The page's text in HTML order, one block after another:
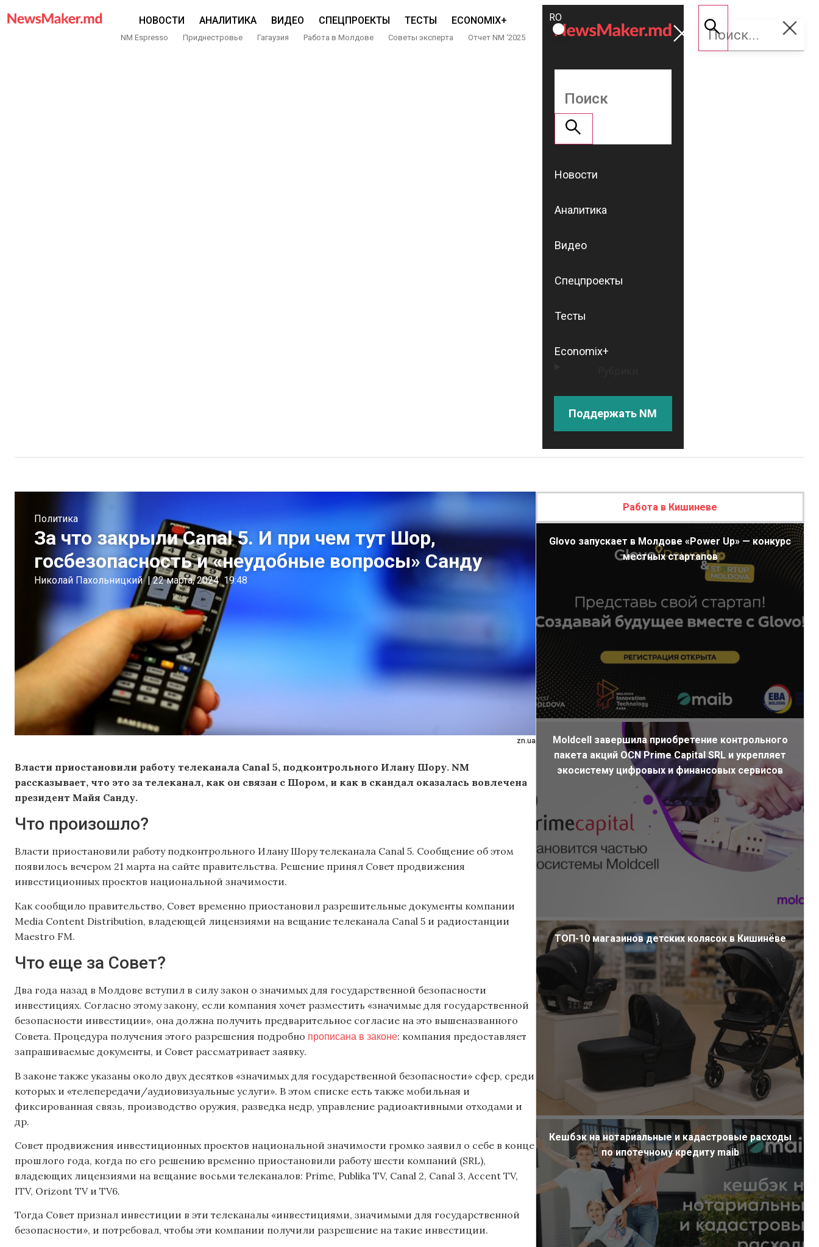
НОВОСТИ АНАЛИТИКА ВИДЕО СПЕЦПРОЕКТЫ ТЕСТЫ ECONOMIX+
NM Espresso Приднестровье Гагаузия Работа в Молдове Советы эксперта Отчет NM ‘2025
ROMÂNĂ
RU
Поддержать
NM
Новости
Аналитика
Видео
Спецпроекты
Тесты
Economix+
Поддержать NM
zn.ua
Политика
За что закрыли Canal 5. И при чем тут Шор,
госбезопасность и «неудобные вопросы» Санду
Николай Пахольницкий | 22 марта, 2024 19:48
Власти приостановили работу телеканала Canal 5, подконтрольного Илану Шору. NM
рассказывает, что это за телеканал, как он связан с Шором, и как в скандал оказалась вовлечена
президент Майя Санду.
Что произошло?
Власти приостановили работу подконтрольного Илану Шору телеканала Canal 5. Сообщение об этом
появилось вечером 21 марта на сайте правительства. Решение принял Совет продвижения
инвестиционных проектов национальной значимости.
Как сообщило правительство, Совет временно приостановил разрешительные документы компании
Media Content Distribution, владеющей лицензиями на вещание телеканала Canal 5 и радиостанции
Maestro FM.
Что еще за Совет?
Два года назад в Молдове вступил в силу закон о значимых для государственной безопасности
инвестициях. Согласно этому закону, если компания хочет разместить «значимые для государственной
безопасности инвестиции», она должна получить предварительное согласие на это вышеназванного
Совета. Процедура получения этого разрешения подробно прописана в законе: компания предоставляет
запрашиваемые документы, и Совет рассматривает заявку.
В законе также указаны около двух десятков «значимых для государственной безопасности» сфер, среди
которых и «телепередачи/аудиовизуальные услуги». В этом списке есть также мобильная и
фиксированная связь, производство оружия, разведка недр, управление радиоактивными отходами и
др.
Совет продвижения инвестиционных проектов национальной значимости громко заявил о себе в конце
прошлого года, когда по его решению временно приостановили работу шести компаний (SRL),
владеющих лицензиями на вещание восьми телеканалов: Prime, Publika TV, Canal 2, Canal 3, Accent TV,
ITV, Orizont TV и TV6.
Тогда Совет признал инвестиции в эти телеканалы «инвестициями, значимыми для государственной
безопасности», и потребовал, чтобы эти компании получили разрешение на такие инвестиции.
Работа в Кишиневе
Glovo запускает в Молдове «Power Up» — конкурс
местных стартапов
Moldcell завершила приобретение контрольного
пакета акций OCN Prime Capital SRL и укрепляет
экосистему цифровых и финансовых сервисов
ТОП-10 магазинов детских колясок в Кишинёве
Кешбэк на нотариальные и кадастровые расходы
по ипотечному кредиту maib